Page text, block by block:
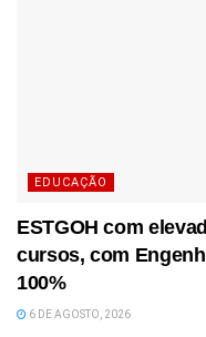
EDUCAÇÃO
ESTGOH com
cursos, com
100%
6 DE AGOSTO, 2026